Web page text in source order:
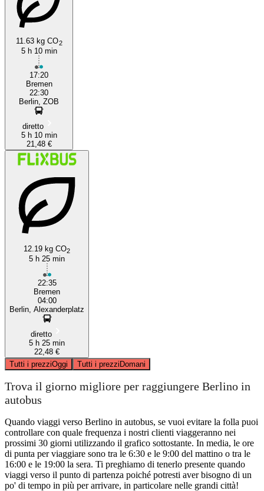
11.63 kg CO2
5 h 10 min
17:20
Bremen
22:30
Berlin, ZOB
diretto
5 h 10 min
21,48 €
12.19 kg CO2
5 h 25 min
22:35
Bremen
04:00
Berlin, Alexanderplatz
diretto
5 h 25 min
22,48 €
Tutti i prezziOggi Tutti i prezziDomani
Trova il giorno migliore per raggiungere Berlino in
autobus
Quando viaggi verso Berlino in autobus, se vuoi evitare la folla puoi
controllare con quale frequenza i nostri clienti viaggeranno nei
prossimi 30 giorni utilizzando il grafico sottostante. In media, le ore
di punta per viaggiare sono tra le 6:30 e le 9:00 del mattino o tra le
16:00 e le 19:00 la sera. Ti preghiamo di tenerlo presente quando
viaggi verso il punto di partenza poiché potresti aver bisogno di un
po' di tempo in più per arrivare, in particolare nelle grandi città!